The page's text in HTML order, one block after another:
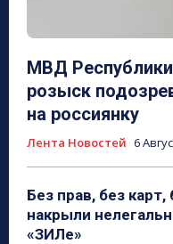
МВД
розыск
на россиянку
Лента Новостей 6
Без прав, без
накрыли
«ЗИЛе»